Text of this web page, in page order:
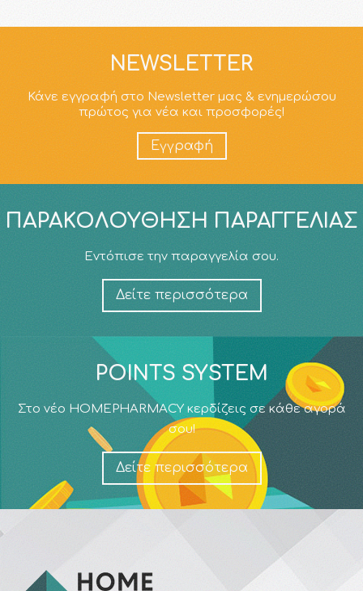
NEWSLETTER
Κάνε εγγραφή στο Newsletter μας & ενημερώσου
πρώτος για νέα και προσφορές!
Εγγραφή
ΠΑΡΑΚΟΛΟΎΘΗΣΗ ΠΑΡΑΓΓΕΛΊΑΣ
Εντόπισε την παραγγελία σου.
Δείτε περισσότερα
POINTS SYSTEM
Στο νέο HOMEPHARMACY κερδίζεις σε κάθε αγορά
σου!
Δείτε περισσότερα